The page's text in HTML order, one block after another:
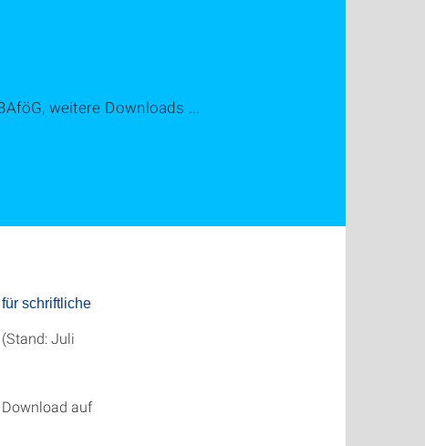
weitere Downloads ...
schriftliche
Juli
auf